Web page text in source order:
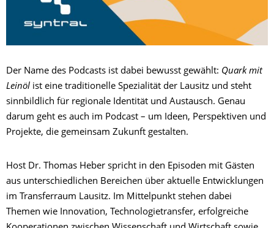
Der Name des Podcasts ist dabei bewusst gewählt: Quark mit
Leinöl ist eine traditionelle Spezialität der Lausitz und steht
sinnbildlich für regionale Identität und Austausch. Genau
darum geht es auch im Podcast – um Ideen, Perspektiven und
Projekte, die gemeinsam Zukunft gestalten.
Host Dr. Thomas Heber spricht in den Episoden mit Gästen
aus unterschiedlichen Bereichen über aktuelle Entwicklungen
im Transferraum Lausitz. Im Mittelpunkt stehen dabei
Themen wie Innovation, Technologietransfer, erfolgreiche